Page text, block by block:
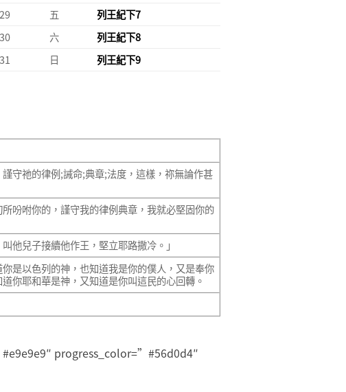
29 五
列王紀下7
30 六
列王紀下8
31
日 列王紀下9
守祂的律例;誡命;典章;法度，這樣，祢無論作甚
吩咐你的，謹守我的律例典章，我就必堅固你的
他兒子接續他作王，堅立耶路撒冷。」
是以色列的神，也知道我是你的僕人，又是奉你
你耶和華是神，又知道是你叫這民的心回轉。
progress_color=”#56d0d4″